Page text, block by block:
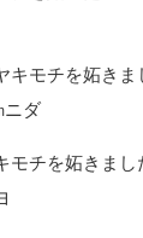
キモチを妬きま
ニダ
モチを妬きまし